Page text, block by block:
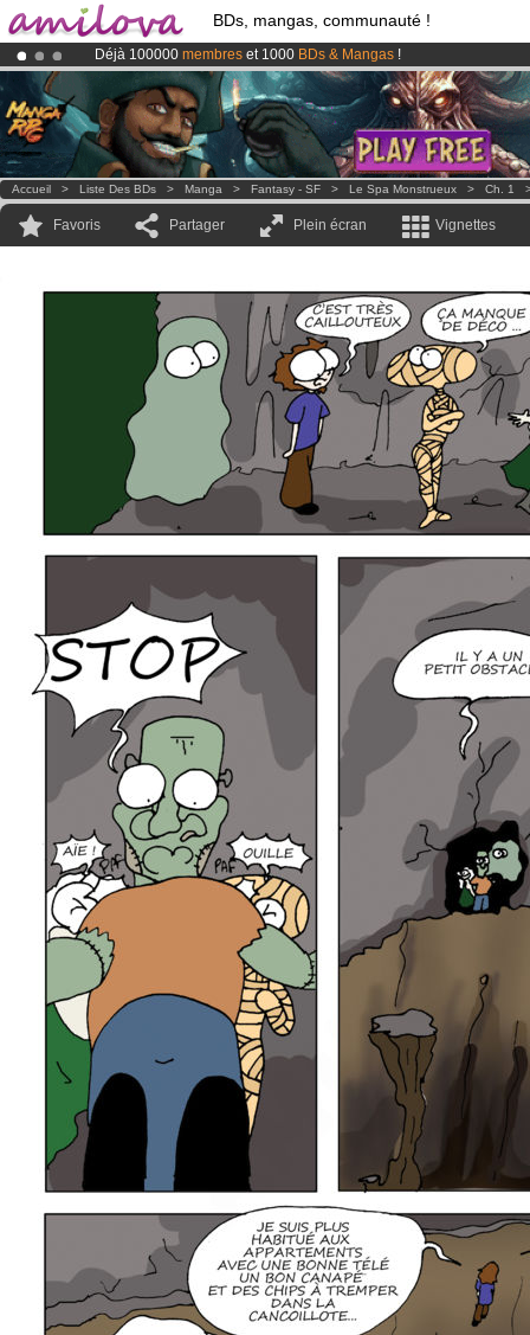
BDs, mangas, communauté !
Déjà 100000 membres et 1000 BDs & Mangas !
Abonnement premium: à partir de3.95 eurospar mois !Clique ici
LeKickstarter Amilova est désormais lancé
Accueil > Liste Des BDs > Manga > Fantasy - SF > Le Spa Monstrueux > Ch. 1
Favoris Partager Plein écran Vignettes